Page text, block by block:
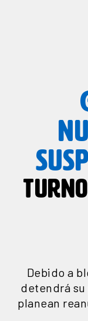
Debido a
detendrá
planean